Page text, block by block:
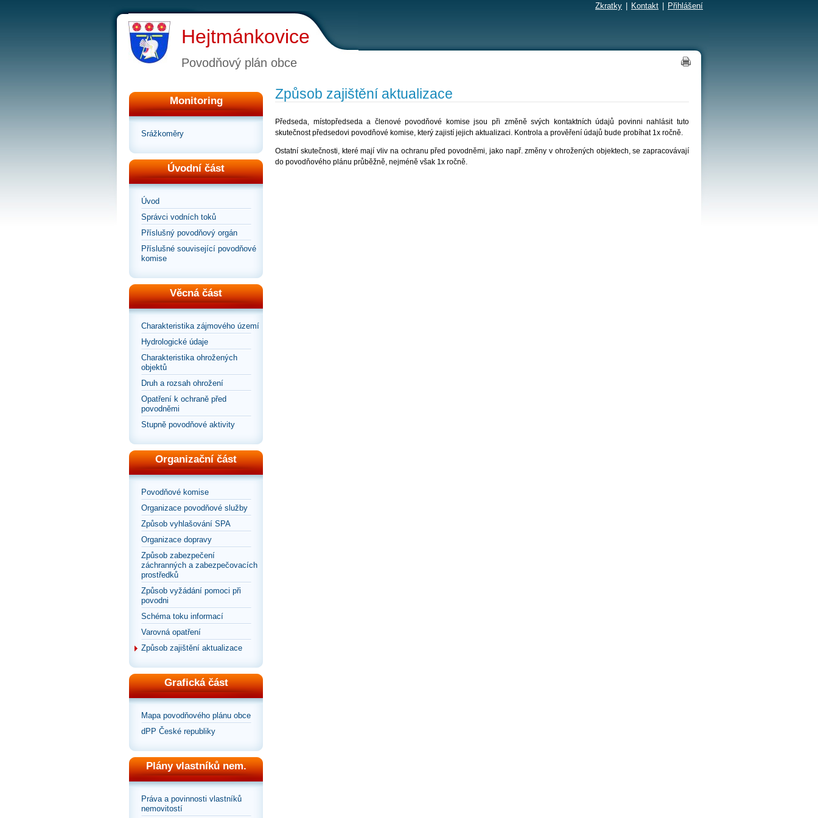
Zkratky Kontakt Přihlášení
Hejtmánkovice
Povodňový plán obce
Monitoring
Srážkoměry
Úvodní část
Úvod
Správci vodních toků
Příslušný povodňový orgán
Příslušné související povodňové
komise
Věcná část
Charakteristika zájmového území
Hydrologické údaje
Charakteristika ohrožených
objektů
Druh a rozsah ohrožení
Opatření k ochraně před
povodněmi
Stupně povodňové aktivity
Organizační část
Povodňové komise
Organizace povodňové služby
Způsob vyhlašování SPA
Organizace dopravy
Způsob zabezpečení
záchranných a zabezpečovacích
prostředků
Způsob vyžádání pomoci při
povodni
Schéma toku informací
Varovná opatření
Způsob zajištění aktualizace
Grafická část
Mapa povodňového plánu obce
dPP České republiky
Plány vlastníků nem.
Práva a povinnosti vlastníků
nemovitostí
Způsob zajištění aktualizace
Předseda, místopředseda a členové povodňové komise jsou při změně svých kontaktních údajů povinni nahlásit tuto
skutečnost předsedovi povodňové komise, který zajistí jejich aktualizaci. Kontrola a prověření údajů bude probíhat 1x ročně.
Ostatní skutečnosti, které mají vliv na ochranu před povodněmi, jako např. změny v ohrožených objektech, se zapracovávají
do povodňového plánu průběžně, nejméně však 1x ročně.